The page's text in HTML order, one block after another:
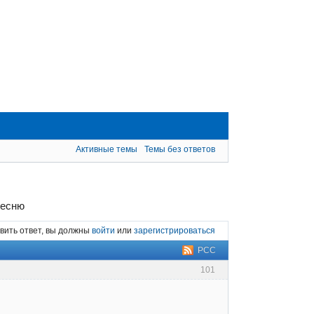
Активные темы Темы без ответов
ответ, вы должны войти или зарегистрироваться
РСС
101